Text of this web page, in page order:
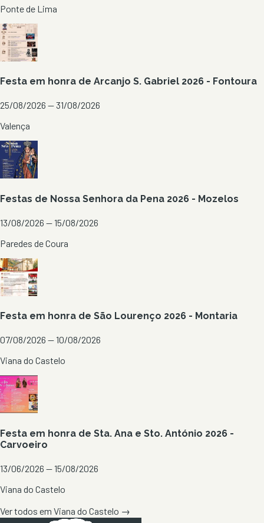
Ponte de Lima
Festa em honra de Arcanjo S. Gabriel 2026 - Fontoura
25/08/2026 — 31/08/2026
Valença
Festas de Nossa Senhora da Pena 2026 - Mozelos
13/08/2026 — 15/08/2026
Paredes de Coura
Festa em honra de São Lourenço 2026 - Montaria
07/08/2026 — 10/08/2026
Viana do Castelo
Festa em honra de Sta. Ana e Sto. António 2026 -
Carvoeiro
13/06/2026 — 15/08/2026
Viana do Castelo
Ver todos em Viana do Castelo →